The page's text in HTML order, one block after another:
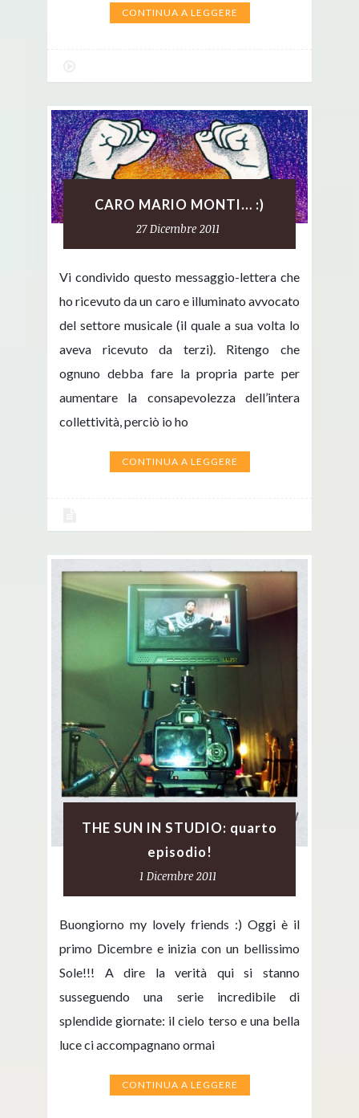
CONTINUA A LEGGERE
CARO MARIO MONTI… :)
27 Dicembre 2011
Vi condivido questo messaggio-lettera che
ho ricevuto da un caro e illuminato avvocato
del settore musicale (il quale a sua volta lo
aveva ricevuto da terzi). Ritengo che
ognuno debba fare la propria parte per
aumentare la consapevolezza dell’intera
collettività, perciò io ho
CONTINUA A LEGGERE
THE SUN IN STUDIO: quarto
episodio!
1 Dicembre 2011
Buongiorno my lovely friends :) Oggi è il
primo Dicembre e inizia con un bellissimo
Sole!!! A dire la verità qui si stanno
susseguendo una serie incredibile di
splendide giornate: il cielo terso e una bella
luce ci accompagnano ormai
CONTINUA A LEGGERE